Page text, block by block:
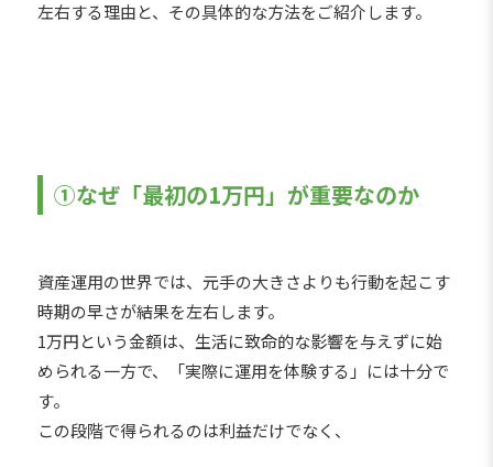
左右する理由と、その具体的な方法をご紹介します。
①なぜ「最初の1万円」が重要なのか
資産運用の世界では、元手の大きさよりも行動を起こす
時期の早さが結果を左右します。
1万円という金額は、生活に致命的な影響を与えずに始
められる一方で、「実際に運用を体験する」には十分で
す。
この段階で得られるのは利益だけでなく、